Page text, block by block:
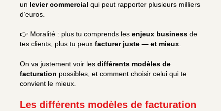
un levier commercial qui peut rapporter plusieurs milliers
d’euros.
👉 Moralité : plus tu comprends les enjeux business de
tes clients, plus tu peux facturer juste — et mieux.
On va justement voir les différents modèles de
facturation possibles, et comment choisir celui qui te
convient le mieux.
Les différents modèles de facturation